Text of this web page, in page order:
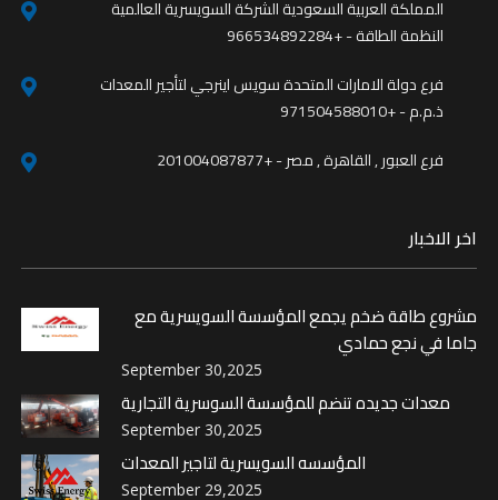
المملكة العربية السعودية الشركة السويسرية العالمية
النظمة الطاقة - +966534892284
فرع دولة الامارات المتحدة سويس اينرجي لتأجير المعدات
ذ.م.م - +971504588010
فرع العبور , القاهرة , مصر - +201004087877
اخر الاخبار
مشروع طاقة ضخم يجمع المؤسسة السويسرية مع
جاما في نجع حمادي
September 30,2025
معدات جديده تنضم للمؤسسة السوسرية التجارية
September 30,2025
المؤسسه السويسرية لتاجير المعدات
September 29,2025